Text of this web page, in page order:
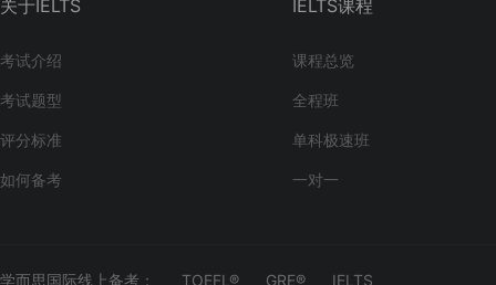
关于IELTS
考试介绍
考试题型
评分标准
如何备考
IELTS课程
课程总览
全程班
单科极速班
一对一
学而思国际线上备考： TOEFL® GRE® IELTS